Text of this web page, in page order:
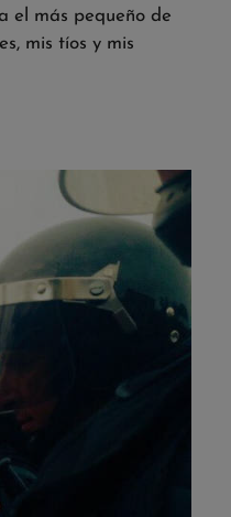
el más pequeño de
mis tíos y mis